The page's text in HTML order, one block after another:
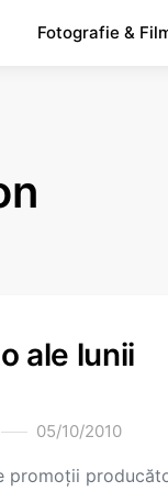
Fotografie &
ale lunii
05/10/2010
promoţii